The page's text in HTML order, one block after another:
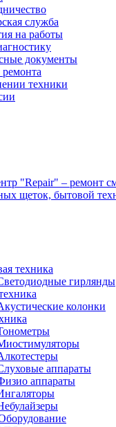
служба
на работы
документы
техники
техника
гирлянды
колонки
аппараты
аппараты